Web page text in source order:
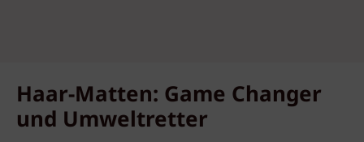
Haar-Matten: Game Changer
und Umweltretter